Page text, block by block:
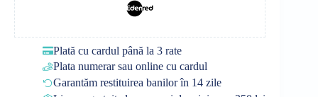
Plată cu cardul până la 3 rate
Plata numerar sau online cu cardul
Garantăm restituirea banilor în 14 zile